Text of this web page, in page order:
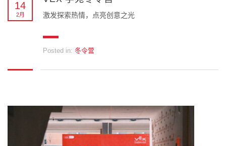
14
2月 激发探索热情，点亮创意之光
Posted in: 冬令营